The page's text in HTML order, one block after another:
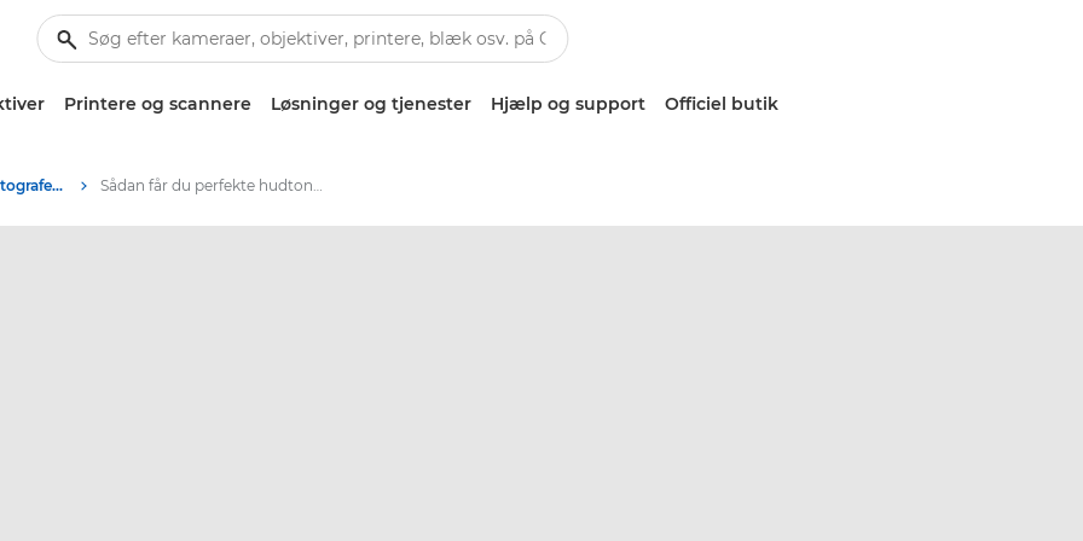
Printere og scannere Løsninger og tjenester Hjælp og support Officiel butik
Tips og teknikker til fotografering og print Sådan får du perfekte hudtoner i dine portrætter